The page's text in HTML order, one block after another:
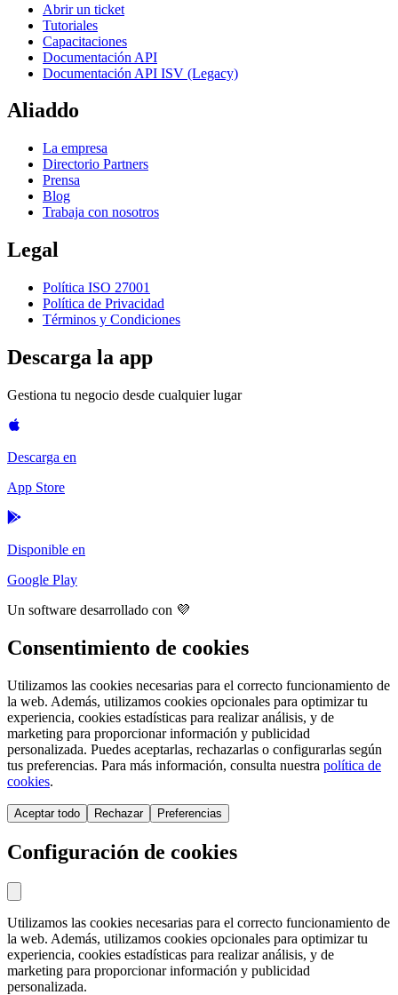
Abrir un ticket
Tutoriales
Capacitaciones
Documentación API
Documentación API ISV (Legacy)
Aliaddo
La empresa
Directorio Partners
Prensa
Blog
Trabaja con nosotros
Legal
Política ISO 27001
Política de Privacidad
Términos y Condiciones
Descarga la app
Gestiona tu negocio desde cualquier lugar
Descarga en
App Store
Disponible en
Google Play
Un software desarrollado con 💜
Consentimiento de cookies
Utilizamos las cookies necesarias para el correcto funcionamiento de
la web. Además, utilizamos cookies opcionales para optimizar tu
experiencia, cookies estadísticas para realizar análisis, y de
marketing para proporcionar información y publicidad
personalizada. Puedes aceptarlas, rechazarlas o configurarlas según
tus preferencias. Para más información, consulta nuestra política de
cookies.
Aceptar todo Rechazar Preferencias
Configuración de cookies
Utilizamos las cookies necesarias para el correcto funcionamiento de
la web. Además, utilizamos cookies opcionales para optimizar tu
experiencia, cookies estadísticas para realizar análisis, y de
marketing para proporcionar información y publicidad
personalizada.